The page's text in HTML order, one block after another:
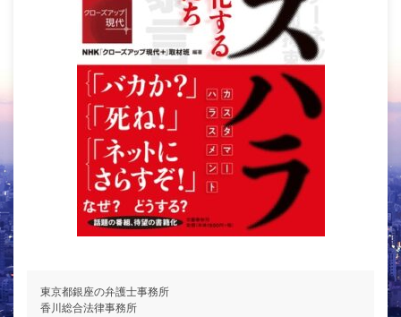
東京都銀座の弁護士事務所
香川総合法律事務所